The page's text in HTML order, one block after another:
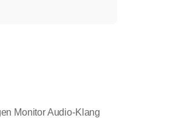
Monitor Audio-Klang